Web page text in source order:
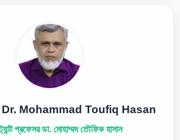
Mohammad Toufiq Hasan
প্রফেসর ডা. মোহাম্মদ তৌফিক হাসান